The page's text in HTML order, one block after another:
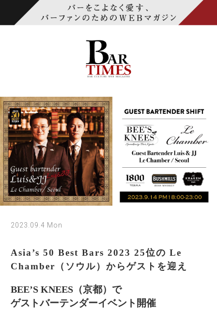
2023.09.4 Mon
Asia’s 50 Best Bars 2023 25位の Le
Chamber（ソウル）からゲストを迎え
BEE’S KNEES（京都）で
ゲストバーテンダーイベント開催